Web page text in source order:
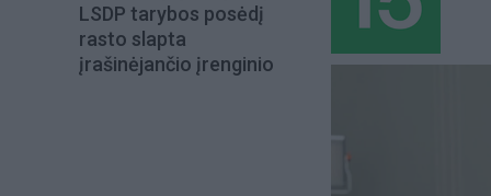
LSDP tarybos posėdį
rasto slapta
įrašinėjančio įrenginio